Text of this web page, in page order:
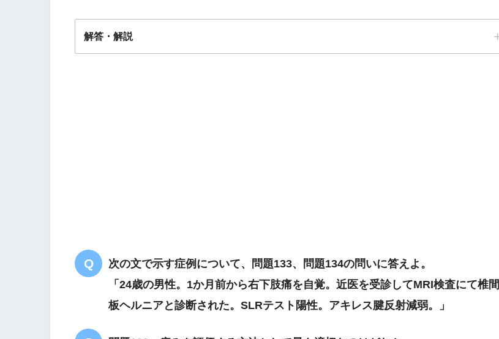
解答・解説
次の文で示す症例について、問題133、問題134の問いに答えよ。
「24歳の男性。1か月前から右下肢痛を自覚。近医を受診してMRI検査にて椎間
板ヘルニアと診断された。SLRテスト陽性。アキレス腱反射減弱。」